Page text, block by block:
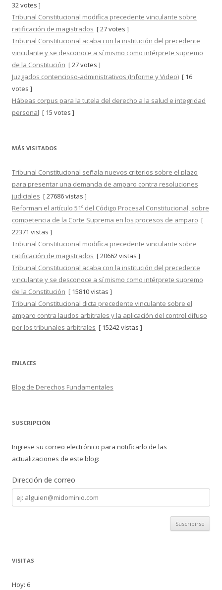
32 votes ]
Tribunal Constitucional modifica precedente vinculante sobre
ratificación de magistrados [ 27 votes ]
Tribunal Constitucional acaba con la institución del precedente
vinculante y se desconoce a sí mismo como intérprete supremo
de la Constitución [ 27 votes ]
Juzgados contencioso-administrativos (Informe y Video) [ 16
votes ]
Hábeas corpus para la tutela del derecho a la salud e integridad
personal [ 15 votes ]
MÁS VISITADOS
Tribunal Constitucional señala nuevos criterios sobre el plazo
para presentar una demanda de amparo contra resoluciones
judiciales [ 27686 vistas ]
Reforman el artículo 51º del Código Procesal Constitucional, sobre
competencia de la Corte Suprema en los procesos de amparo [
22371 vistas ]
Tribunal Constitucional modifica precedente vinculante sobre
ratificación de magistrados [ 20662 vistas ]
Tribunal Constitucional acaba con la institución del precedente
vinculante y se desconoce a sí mismo como intérprete supremo
de la Constitución [ 15810 vistas ]
Tribunal Constitucional dicta precedente vinculante sobre el
amparo contra laudos arbitrales y la aplicación del control difuso
por los tribunales arbitrales [ 15242 vistas ]
ENLACES
Blog de Derechos Fundamentales
SUSCRIPCIÓN
Ingrese su correo electrónico para notificarlo de las
actualizaciones de este blog:
Dirección de correo
Dirección
de
correo
VISITAS
Hoy: 6